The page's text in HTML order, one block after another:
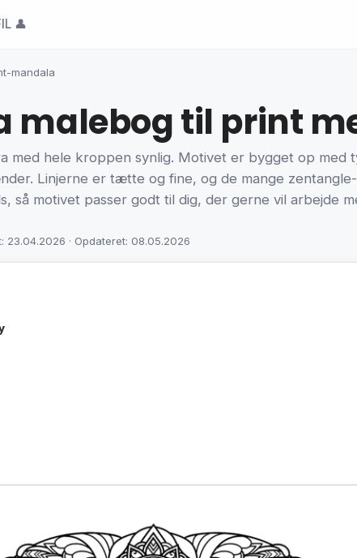
👤
mandala
malebog til print
med hele kroppen synlig. Motivet er bygget op med
Linjerne er tætte og fine, og de mange
så motivet passer godt til dig, der gerne vil arbejde
23.04.2026 · Opdateret: 08.05.2026